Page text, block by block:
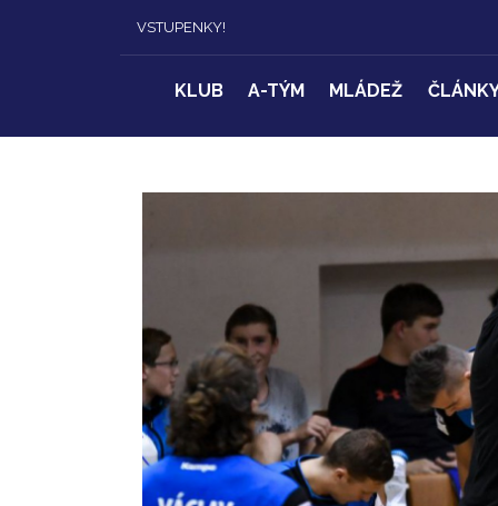
VSTUPENKY!
KLUB A-TÝM MLÁDEŽ